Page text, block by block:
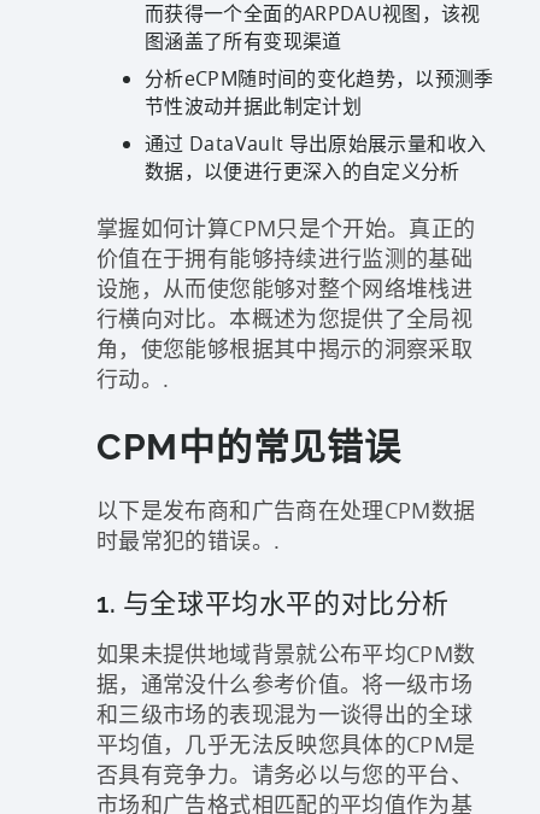
而获得一个全面的ARPDAU视图，该视
图涵盖了所有变现渠道
分析eCPM随时间的变化趋势，以预测季
节性波动并据此制定计划
通过 DataVault 导出原始展示量和收入
数据，以便进行更深入的自定义分析
掌握如何计算CPM只是个开始。真正的
价值在于拥有能够持续进行监测的基础
设施，从而使您能够对整个网络堆栈进
行横向对比。本概述为您提供了全局视
角，使您能够根据其中揭示的洞察采取
行动。.
CPM中的常见错误
以下是发布商和广告商在处理CPM数据
时最常犯的错误。.
1. 与全球平均水平的对比分析
如果未提供地域背景就公布平均CPM数
据，通常没什么参考价值。将一级市场
和三级市场的表现混为一谈得出的全球
平均值，几乎无法反映您具体的CPM是
否具有竞争力。请务必以与您的平台、
市场和广告格式相匹配的平均值作为基